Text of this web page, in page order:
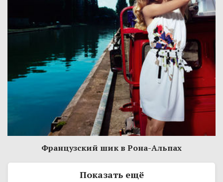
Французский шик в Рона-Альпах
Показать ещё